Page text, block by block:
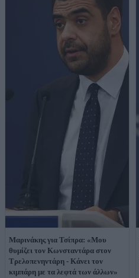
Μαρινάκης για Τσίπρα: «Μου
θυμίζει τον Κωνσταντάρα στον
Τρελοπενηντάρη - Κάνει τον
κιμπάρη με τα λεφτά των άλλων»